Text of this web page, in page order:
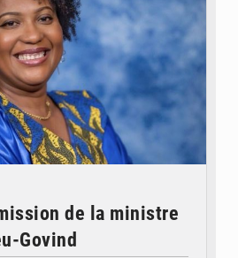
de la ministre
Govind